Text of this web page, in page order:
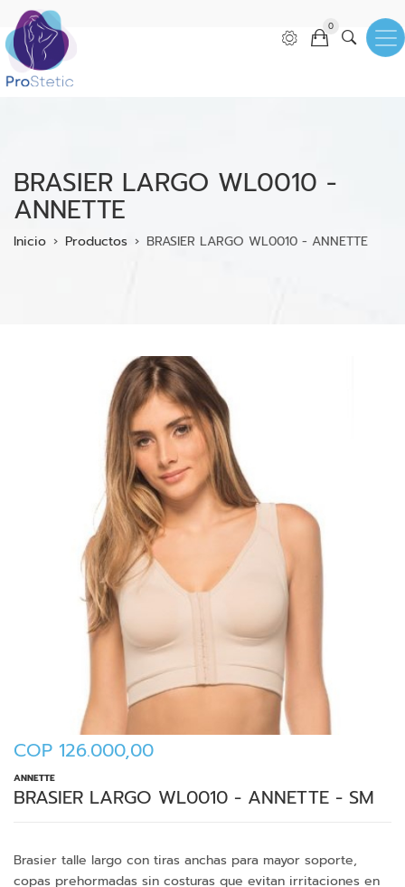
Pasar
al
contenido
principal
0
BRASIER LARGO WL0010 -
ANNETTE
Ruta
Inicio Productos BRASIER LARGO WL0010 - ANNETTE
COP 126.000,00
ANNETTE
BRASIER LARGO WL0010 - ANNETTE - SM
Brasier talle largo con tiras anchas para mayor soporte,
copas prehormadas sin costuras que evitan irritaciones en